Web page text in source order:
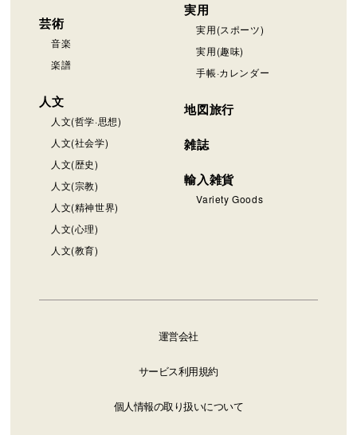
芸術
音楽
楽譜
人文
人文(哲学·思想)
人文(社会学)
人文(歴史)
人文(宗教)
人文(精神世界)
人文(心理)
人文(教育)
実用
実用(スポーツ)
実用(趣味)
手帳·カレンダー
地図旅行
雑誌
輸入雑貨
Variety Goods
運営会社
サービス利用規約
個人情報の取り扱いについて